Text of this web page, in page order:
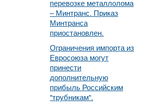
перевозке металлолома
– Минтранс. Приказ
Минтранса
приостановлен.
Ограничения импорта из
Евросоюза могут
принести
дополнительную
прибыль Российским
"трубникам".